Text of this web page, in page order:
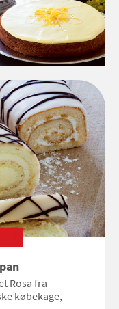
Rosa fra
købekage,